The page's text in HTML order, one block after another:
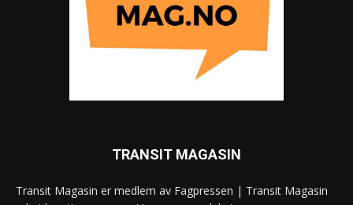
TRANSIT MAGASIN
Transit Magasin er medlem av Fagpressen | Transit Magasin